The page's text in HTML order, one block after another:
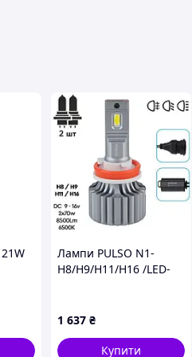
Лампи PULSO N1-
H8/H9/H11/H16 /LED-
16V/2*70W/8500Lm/6500K
1 637 ₴
Купити